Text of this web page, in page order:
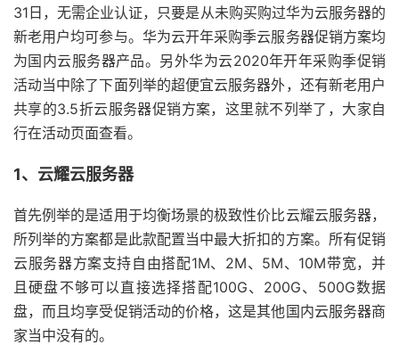
31日，无需企业认证，只要是从未购买购过华为云服务器的
新老用户均可参与。华为云开年采购季云服务器促销方案均
为国内云服务器产品。另外华为云2020年开年采购季促销
活动当中除了下面列举的超便宜云服务器外，还有新老用户
共享的3.5折云服务器促销方案，这里就不列举了，大家自
行在活动页面查看。
1、云耀云服务器
首先例举的是适用于均衡场景的极致性价比云耀云服务器，
所列举的方案都是此款配置当中最大折扣的方案。所有促销
云服务器方案支持自由搭配1M、2M、5M、10M带宽，并
且硬盘不够可以直接选择搭配100G、200G、500G数据
盘，而且均享受促销活动的价格，这是其他国内云服务器商
家当中没有的。